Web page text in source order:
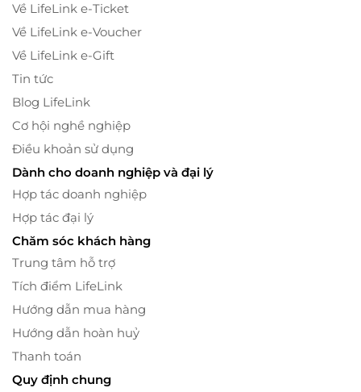
Về LifeLink e-Ticket
Về LifeLink e-Voucher
Về LifeLink e-Gift
Tin tức
Blog LifeLink
Cơ hội nghề nghiệp
Điều khoản sử dụng
Dành cho doanh nghiệp và đại lý
Hợp tác doanh nghiệp
Hợp tác đại lý
Chăm sóc khách hàng
Trung tâm hỗ trợ
Tích điểm LifeLink
Hướng dẫn mua hàng
Hướng dẫn hoàn huỷ
Thanh toán
Quy định chung